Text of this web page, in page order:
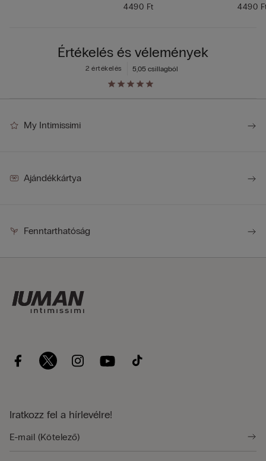
4490 Ft
4490
Értékelés és vélemények
5,05 csillagból
2 értékelés
My Intimissimi
Ajándékkártya
Fenntarthatóság
Iratkozz fel a hírlevélre!